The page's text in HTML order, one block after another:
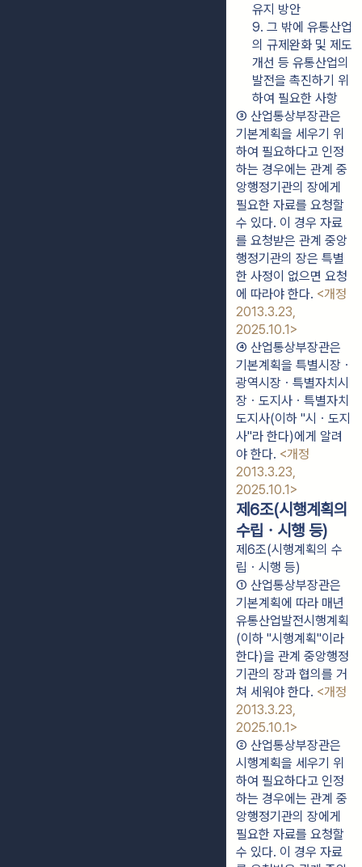
유지 방안
9. 그 밖에 유통산업
의 규제완화 및 제도
개선 등 유통산업의
발전을 촉진하기 위
하여 필요한 사항
③ 산업통상부장관은
기본계획을 세우기 위
하여 필요하다고 인정
하는 경우에는 관계 중
앙행정기관의 장에게
필요한 자료를 요청할
수 있다. 이 경우 자료
를 요청받은 관계 중앙
행정기관의 장은 특별
한 사정이 없으면 요청
에 따라야 한다. <개정
2013.3.23,
2025.10.1>
④ 산업통상부장관은
기본계획을 특별시장ㆍ
광역시장ㆍ특별자치시
장ㆍ도지사ㆍ특별자치
도지사(이하 "시ㆍ도지
사"라 한다)에게 알려
야 한다. <개정
2013.3.23,
2025.10.1>
제6조(시행계획의
수립ㆍ시행 등)
제6조(시행계획의 수
립ㆍ시행 등)
① 산업통상부장관은
기본계획에 따라 매년
유통산업발전시행계획
(이하 "시행계획"이라
한다)을 관계 중앙행정
기관의 장과 협의를 거
쳐 세워야 한다. <개정
2013.3.23,
2025.10.1>
② 산업통상부장관은
시행계획을 세우기 위
하여 필요하다고 인정
하는 경우에는 관계 중
앙행정기관의 장에게
필요한 자료를 요청할
수 있다. 이 경우 자료